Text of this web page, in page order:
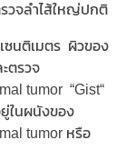
วจลำไส้ใหญ่ปกติ
ซนติเมตร ผิวของ
ตรวจ
tumor “Gist“
ยู่ในผนังของ
tumor หรือ